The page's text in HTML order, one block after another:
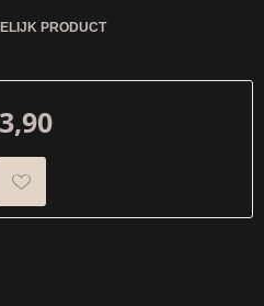
PRODUCT